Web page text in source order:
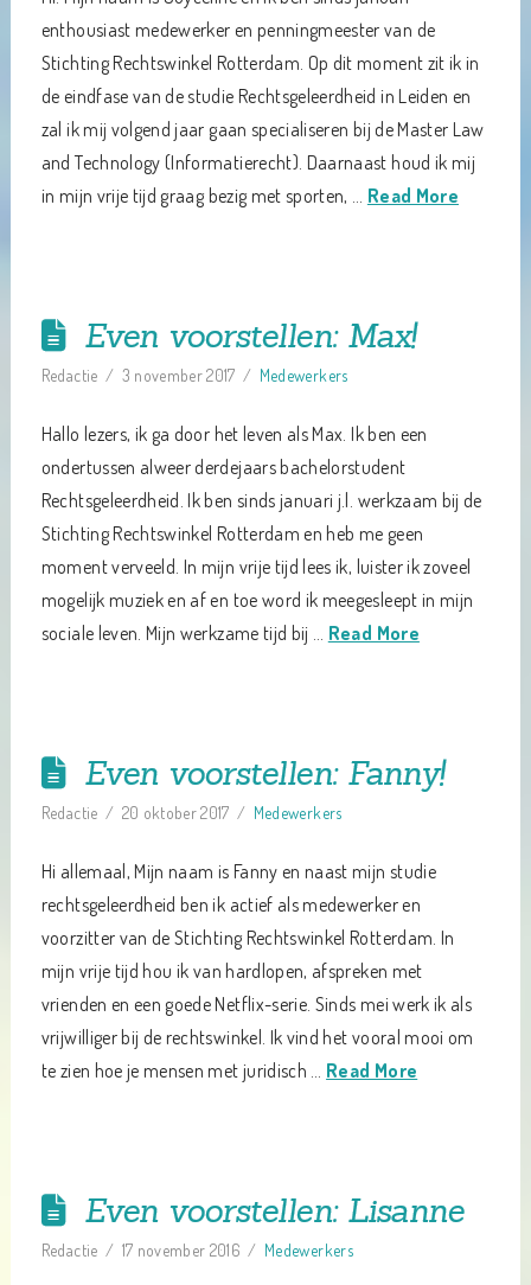
enthousiast medewerker en penningmeester van de
Stichting Rechtswinkel Rotterdam. Op dit moment zit ik in
de eindfase van de studie Rechtsgeleerdheid in Leiden en
zal ik mij volgend jaar gaan specialiseren bij de Master Law
and Technology (Informatierecht). Daarnaast houd ik mij
in mijn vrije tijd graag bezig met sporten, … Read More
Even voorstellen: Max!
Redactie 3 november 2017 Medewerkers
Hallo lezers, ik ga door het leven als Max. Ik ben een
ondertussen alweer derdejaars bachelorstudent
Rechtsgeleerdheid. Ik ben sinds januari j.l. werkzaam bij de
Stichting Rechtswinkel Rotterdam en heb me geen
moment verveeld. In mijn vrije tijd lees ik, luister ik zoveel
mogelijk muziek en af en toe word ik meegesleept in mijn
sociale leven. Mijn werkzame tijd bij … Read More
Even voorstellen: Fanny!
Redactie 20 oktober 2017 Medewerkers
Hi allemaal, Mijn naam is Fanny en naast mijn studie
rechtsgeleerdheid ben ik actief als medewerker en
voorzitter van de Stichting Rechtswinkel Rotterdam. In
mijn vrije tijd hou ik van hardlopen, afspreken met
vrienden en een goede Netflix-serie. Sinds mei werk ik als
vrijwilliger bij de rechtswinkel. Ik vind het vooral mooi om
te zien hoe je mensen met juridisch … Read More
Even voorstellen: Lisanne
Redactie 17 november 2016 Medewerkers